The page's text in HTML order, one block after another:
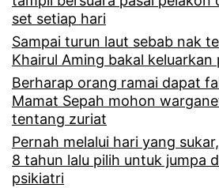
set setiap hari
Sampai turun laut sebab nak
Khairul Aming bakal keluarkan
Berharap orang ramai dapat
Mamat Sepah mohon
tentang zuriat
Pernah melalui hari yang
8 tahun lalu pilih untuk jumpa
psikiatri